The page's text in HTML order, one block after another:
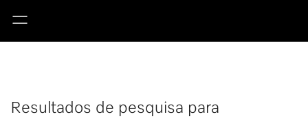
Resultados de pesquisa para